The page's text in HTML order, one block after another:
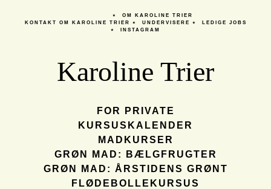
KONTAKT
OM KAROLINE TRIER
OM KAROLINE TRIER
UNDERVISERE
LEDIGE JOBS
INSTAGRAM
Karoline Trier
FOR PRIVATE
KURSUSKALENDER
MADKURSER
GRØN MAD: BÆLGFRUGTER
GRØN MAD: ÅRSTIDENS GRØNT
FLØDEBOLLEKURSUS